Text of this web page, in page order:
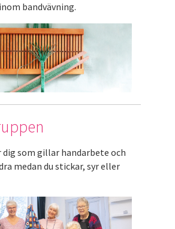
bandvävning.
dig som gillar handarbete och
medan du stickar, syr eller